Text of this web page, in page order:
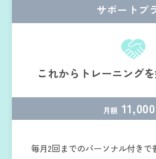
サポートプ
これからトレーニング
月額 11,000
毎月2回までのパーソナル付き